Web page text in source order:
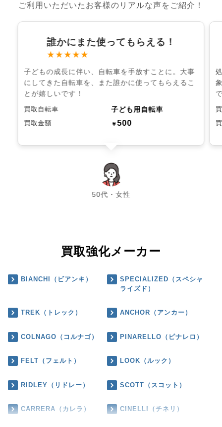
ご利用いただいたお客様のリアルな声をご紹介！
誰かにまた使ってもらえる！
★★★★★
子どもの成長に伴い、自転車を手放すことに。大事
にしてきた自転車を、また誰かに使ってもらえるこ
とが嬉しいです！
買取自転車 子ども用自転車
買取金額 ￥500
50代・女性
chevron_left chevron_right
買取強化メーカー
BIANCHI（ビアンキ）
SPECIALIZED（スペシャ
ライズド）
TREK（トレック） ANCHOR（アンカー）
COLNAGO（コルナゴ） PINARELLO（ピナレロ）
FELT（フェルト） LOOK（ルック）
RIDLEY（リドレー） SCOTT（スコット）
CARRERA（カレラ） CINELLI（チネリ）